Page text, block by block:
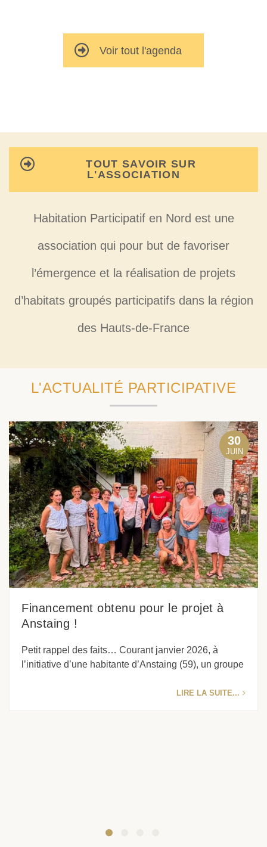
Voir tout l'agenda
Habitation Participatif en Nord est une
association qui pour but de favoriser
l’émergence et la réalisation de projets
d’habitats groupés participatifs dans la région
des Hauts-de-France
TOUT SAVOIR SUR
L'ASSOCIATION
L'ACTUALITÉ PARTICIPATIVE
30
JUIN
Financement obtenu pour le projet à
Anstaing !
Petit rappel des faits… Courant janvier 2026, à
l’initiative d’une habitante d’Anstaing (59), un groupe
LIRE LA SUITE...